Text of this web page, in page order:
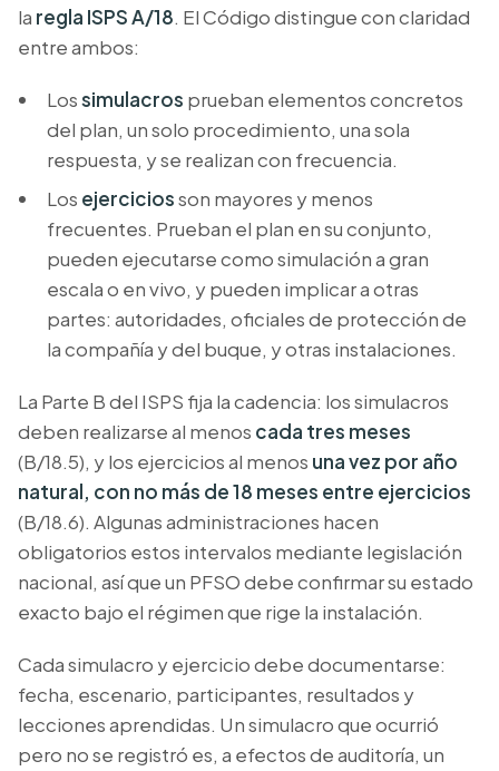
la regla ISPS A/18. El Código distingue con claridad
entre ambos:
Lossimulacros prueban elementos concretos
del plan, un solo procedimiento, una sola
respuesta, y se realizan con frecuencia.
Los ejerciciosson mayores y menos
frecuentes. Prueban el plan en su conjunto,
pueden ejecutarse como simulación a gran
escala o en vivo, y pueden implicar a otras
partes: autoridades, oficiales de protección de
la compañía y del buque, y otras instalaciones.
La Parte B del ISPS fija la cadencia: los simulacros
deben realizarse al menos cada tres meses
(B/18.5), y los ejercicios al menos una vez por año
natural, con no más de 18 meses entre ejercicios
(B/18.6). Algunas administraciones hacen
obligatorios estos intervalos mediante legislación
nacional, así que un PFSO debe confirmar su estado
exacto bajo el régimen que rige la instalación.
Cada simulacro y ejercicio debe documentarse:
fecha, escenario, participantes, resultados y
lecciones aprendidas. Un simulacro que ocurrió
pero no se registró es, a efectos de auditoría, un